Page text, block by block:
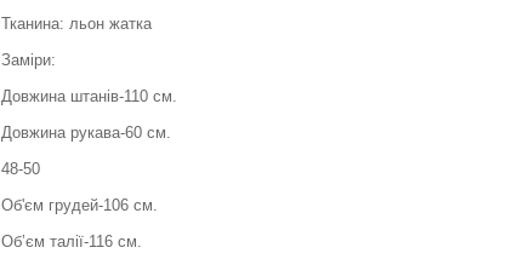
Тканина: льон жатка
Заміри:
Довжина штанів-110 см.
Довжина рукава-60 см.
48-50
Об'єм грудей-106 см.
Обʼєм талії-116 см.